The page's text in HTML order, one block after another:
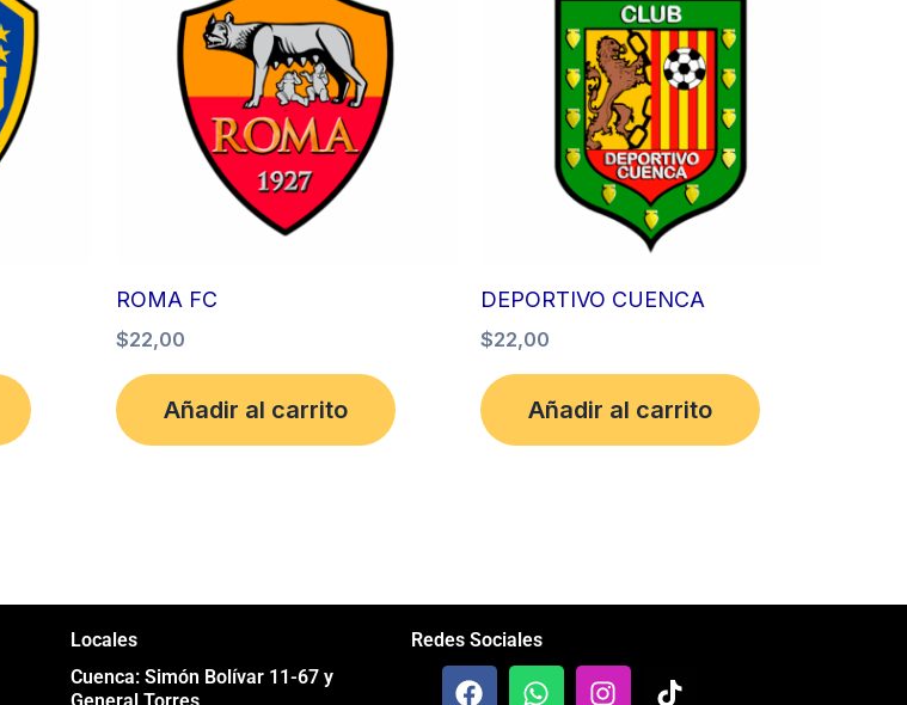
ROMA FC
$22,00
Añadir al carrito
DEPORTIVO CUENCA
$22,00
Añadir al carrito
Locales
Cuenca: Simón Bolívar 11-67 y
Redes Sociales
F
W
I
T